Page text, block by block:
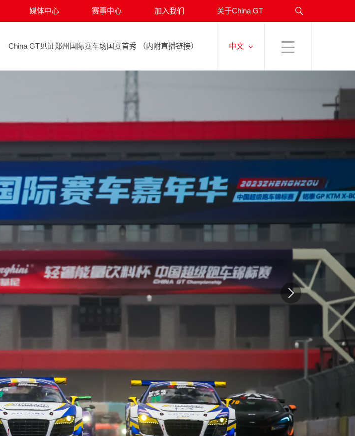
媒体中心 赛事中心 加入我们 关于China GT
中文
一骑绝尘 China GT郑州揭幕战梁瀚昭豪取双胜
极速冲刺 | China GT郑州站完成排位 法拉利夺杆！
GT劲旅齐聚中原，China GT新赛季郑州揭幕！
China GT 引领郑州国际赛车场全新起航
注意流量！China GT珠海站精彩图集来啦
疾速鏖战！China GT珠海站第二回合激情上演
China GT珠海站第一回合上演精彩对决！
逐鹿珠赛 China GT珠海站开跑在即！
再聚申城——China GT上海站一触即发
TOYOTA SUPRA疾驶上赛 热血车迷体验独特激情
严防严控与安全办赛两手抓 China GT上海站圆满落幕
鏖战申城——China GT上海站演绎巅峰对决
人人都在谈论的BOP是什么？请看BOP快问快答！
又一届斯帕24小时落幕 今年都有哪些China GT好手夺得佳绩？